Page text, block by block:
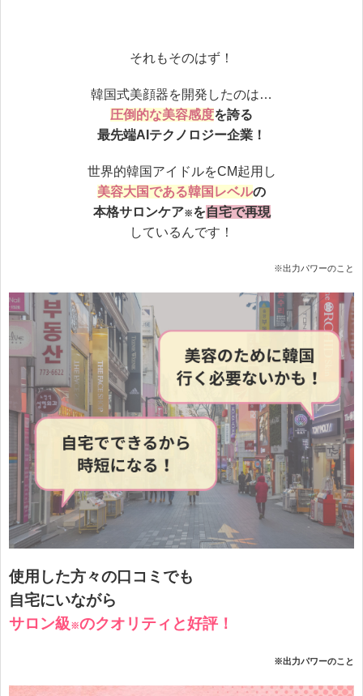
それもそのはず！
韓国式美顔器を開発したのは…
圧倒的な美容感度を誇る
最先端AIテクノロジー企業！
世界的韓国アイドルをCM起用し
美容大国である韓国レベルの
本格サロンケア※を自宅で再現
しているんです！
※出力パワーのこと
使用した方々の口コミでも
自宅にいながら
サロン級 ※のクオリティと好評！
※出力パワーのこと